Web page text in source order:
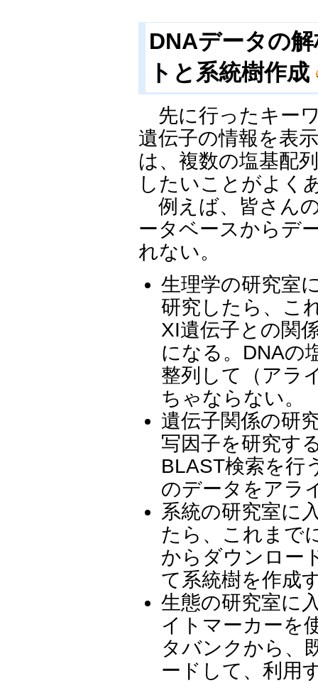
DNAデータの
トと系統樹作成
先に行ったキー
遺伝子の情報を表
は、複数の塩基配
したいことがよく
例えば、皆さん
ータベースからデ
れない。
生理学の研究室
研究したら、こ
XI遺伝子との関
になる。DNAの
整列して（アラ
ちゃならない。
遺伝子関係の研
写因子を研究す
BLAST検索を行
のデータをアラ
系統の研究室に
たら、これまで
からダウンロー
て系統樹を作成
生態の研究室に
イトマーカーを
タバンクから、
ードして、利用